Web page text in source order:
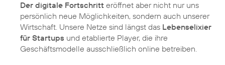
Der digitale Fortschritt eröffnet aber nicht nur uns
persönlich neue Möglichkeiten, sondern auch unserer
Wirtschaft. Unsere Netze sind längst das Lebenselixier
für Startups und etablierte Player, die ihre
Geschäftsmodelle ausschließlich online betreiben.